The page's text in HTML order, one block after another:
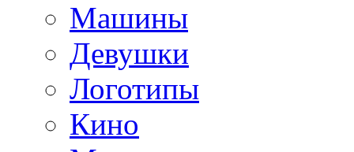
Машины
Девушки
Логотипы
Кино